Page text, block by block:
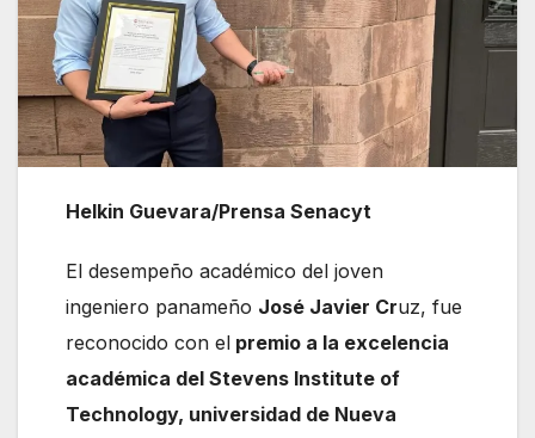
Helkin Guevara/Prensa Senacyt
El desempeño académico del joven
ingeniero panameño José Javier Cruz, fue
reconocido con el premio a la excelencia
académica del Stevens Institute of
Technology, universidad de Nueva